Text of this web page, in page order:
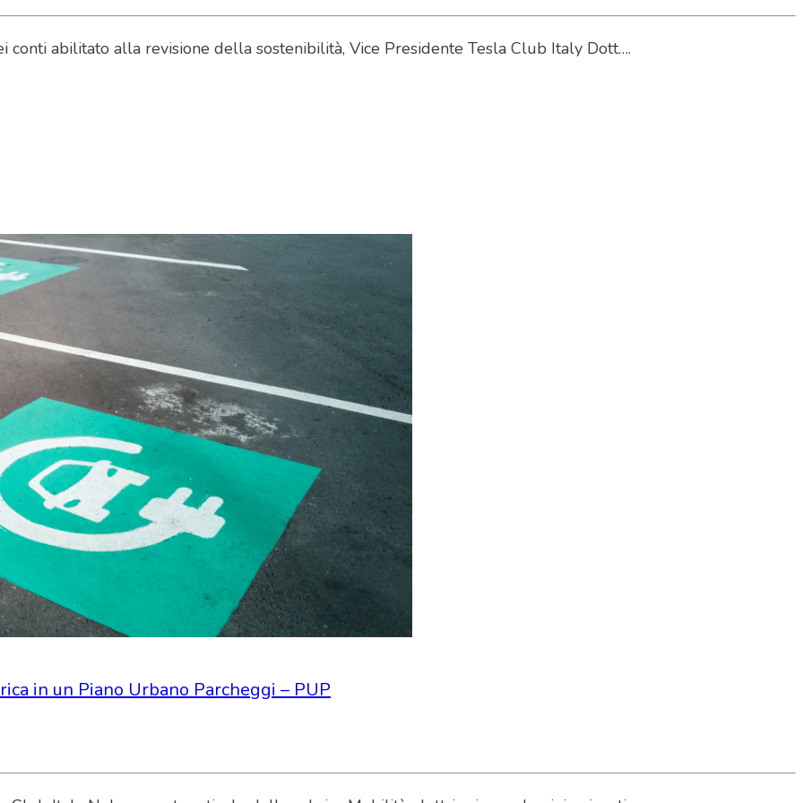
conti abilitato alla revisione della sostenibilità, Vice Presidente Tesla Club Italy Dott….
in un Piano Urbano Parcheggi – PUP